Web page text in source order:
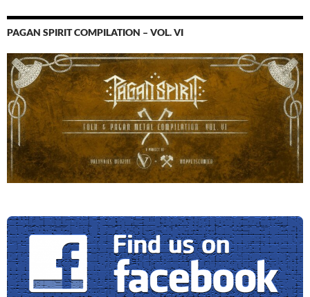
PAGAN SPIRIT COMPILATION – VOL. VI